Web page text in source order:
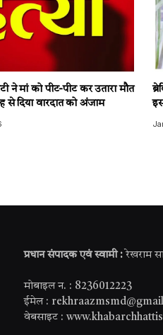
ने मां को पीट-पीट कर उतारा मौत
दिया वारदात को अंजाम
प्रधान संपादक एवं स्वामी : रेखराम
मोबाइल न. : 8236012223
ईमेल :
वेबसाइट :